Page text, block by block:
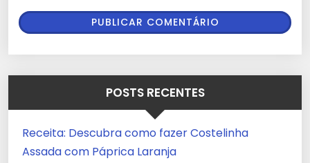
POSTS RECENTES
Receita: Descubra como fazer Costelinha
Assada com Páprica Laranja